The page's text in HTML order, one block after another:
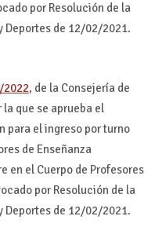
por Resolución de la
Deportes de 12/02/2021.
2022, de la Consejería de
que se aprueba el
para el ingreso por turno
de Enseñanza
en el Cuerpo de Profesores
por Resolución de la
Deportes de 12/02/2021.